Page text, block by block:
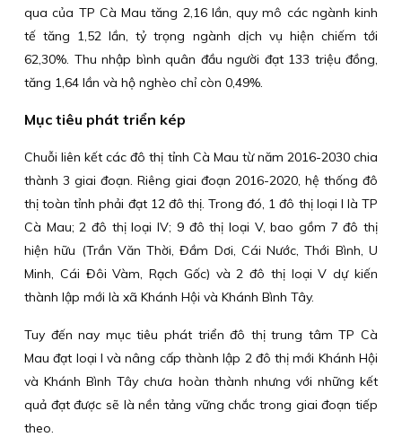
qua của TP Cà Mau tăng 2,16 lần, quy mô các ngành kinh
tế tăng 1,52 lần, tỷ trọng ngành dịch vụ hiện chiếm tới
62,30%. Thu nhập bình quân đầu người đạt 133 triệu đồng,
tăng 1,64 lần và hộ nghèo chỉ còn 0,49%.
Mục tiêu phát triển kép
Chuỗi liên kết các đô thị tỉnh Cà Mau từ năm 2016-2030 chia
thành 3 giai đoạn. Riêng giai đoạn 2016-2020, hệ thống đô
thị toàn tỉnh phải đạt 12 đô thị. Trong đó, 1 đô thị loại I là TP
Cà Mau; 2 đô thị loại IV; 9 đô thị loại V, bao gồm 7 đô thị
hiện hữu (Trần Văn Thời, Đầm Dơi, Cái Nước, Thới Bình, U
Minh, Cái Đôi Vàm, Rạch Gốc) và 2 đô thị loại V dự kiến
thành lập mới là xã Khánh Hội và Khánh Bình Tây.
Tuy đến nay mục tiêu phát triển đô thị trung tâm TP Cà
Mau đạt loại I và nâng cấp thành lập 2 đô thị mới Khánh Hội
và Khánh Bình Tây chưa hoàn thành nhưng với những kết
quả đạt được sẽ là nền tảng vững chắc trong giai đoạn tiếp
theo.